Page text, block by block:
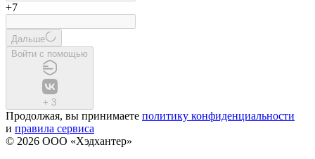
+7
Дальше
Войти с помощью
+ 3
Продолжая, вы принимаете политику конфиденциальности
и правила сервиса
© 2026 ООО «Хэдхантер»